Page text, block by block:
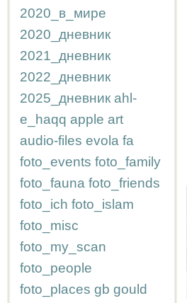
2020_в_мире
2020_дневник
2021_дневник
2022_дневник
2025_дневник ahl-
e_haqq apple art
audio-files evola fa
foto_events foto_family
foto_fauna foto_friends
foto_ich foto_islam
foto_misc
foto_my_scan
foto_people
foto_places gb gould